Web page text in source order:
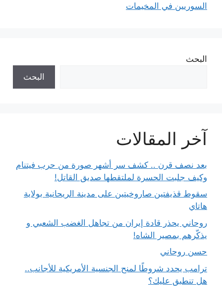
السوريين في المخيمات
البحث
البحث
آخر المقالات
بعد نصف قرن .. كشف سر أشهر صورة من حرب فيتنام
وكيف جلبت الحسرة لملتقطها صديق القاتل!
سقوط قذيفتين صاروخيتين على مدينة الريحانية بولاية
هاتاي
روحاني يحذر قادة إيران من تجاهل الغضب الشعبي و
يذكّرهم بمصير الشاه!
حسن روحاني
ترامب يحدد شروطًا لمنح الجنسية الأمريكية للأجانب..
هل تنطبق عليك؟